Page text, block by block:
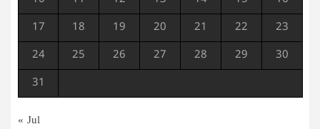
17 18 19 20 21 22 23
24 25 26 27 28 29 30
31
« Jul